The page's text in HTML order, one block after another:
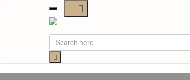
Toggle
navigation